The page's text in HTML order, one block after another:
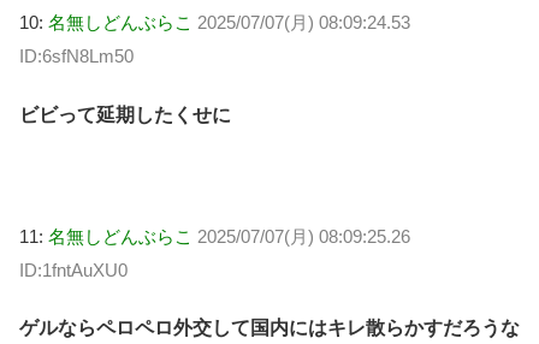
10: 名無しどんぶらこ 2025/07/07(月) 08:09:24.53
ID:6sfN8Lm50
ビビって延期したくせに
11: 名無しどんぶらこ 2025/07/07(月) 08:09:25.26
ID:1fntAuXU0
ゲルならペロペロ外交して国内にはキレ散らかすだろうな